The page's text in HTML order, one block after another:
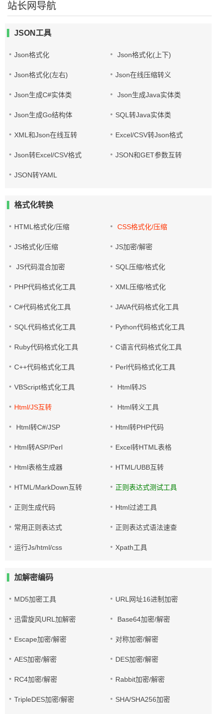
站长网导航
JSON工具
Json格式化 Json格式化(上下)
Json格式化(左右) Json在线压缩转义
Json生成C#实体类 Json生成Java实体类
Json生成Go结构体 SQL转Java实体类
XML和Json在线互转 Excel/CSV转Json格式
Json转Excel/CSV格式 JSON和GET参数互转
JSON转YAML
格式化转换
HTML格式化/压缩 CSS格式化/压缩
JS格式化/压缩 JS加密/解密
JS代码混合加密 SQL压缩/格式化
PHP代码格式化工具 XML压缩/格式化
C#代码格式化工具 JAVA代码格式化工具
SQL代码格式化工具 Python代码格式化工具
Ruby代码格式化工具 C语言代码格式化工具
C++代码格式化工具 Perl代码格式化工具
VBScript格式化工具 Html转JS
Html/JS互转 Html转义工具
Html转C#/JSP Html转PHP代码
Html转ASP/Perl Excel转HTML表格
Html表格生成器 HTML/UBB互转
HTML/MarkDown互转 正则表达式测试工具
正则生成代码 Html过滤工具
常用正则表达式 正则表达式语法速查
运行Js/html/css Xpath工具
加解密编码
MD5加密工具 URL网址16进制加密
迅雷旋风URL加解密 Base64加密/解密
Escape加密/解密 对称加密/解密
AES加密/解密 DES加密/解密
RC4加密/解密 Rabbit加密/解密
TripleDES加密/解密 SHA/SHA256加密